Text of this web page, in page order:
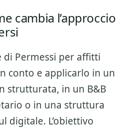
cambia l’approccio
di Permessi per affitti
conto e applicarlo in un
strutturata, in un B&B
o in una struttura
digitale. L’obiettivo